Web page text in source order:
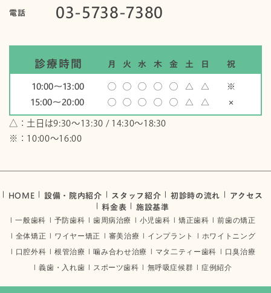
電話 03-5738-7380
診療時間 月 火 水 木 金 土 日
祝
10:00〜13:00
◯ ◯ ◯ ◯ ◯ △ △
※
15:00〜20:00
◯ ◯ ◯ ◯ ◯ △ △ ×
△：土日は9:30～13:30 / 14:30～18:30
※：10:00〜16:00
HOME 設備・院内紹介 スタッフ紹介 初診時の流れ
アクセス
料金表
施設基準
一般歯科 予防歯科 歯周病治療 小児歯科 矯正歯科
前歯の矯正
全体矯正
ワイヤー矯正 審美治療 インプラント
ホワイトニング
口腔外科
根管治療 噛み合わせ治療 マタ二ティー歯科
口臭治療
義歯・入れ歯
スポーツ歯科 無呼吸症候群 症例紹介